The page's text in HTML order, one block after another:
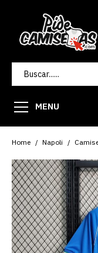
MENU
Home Napoli